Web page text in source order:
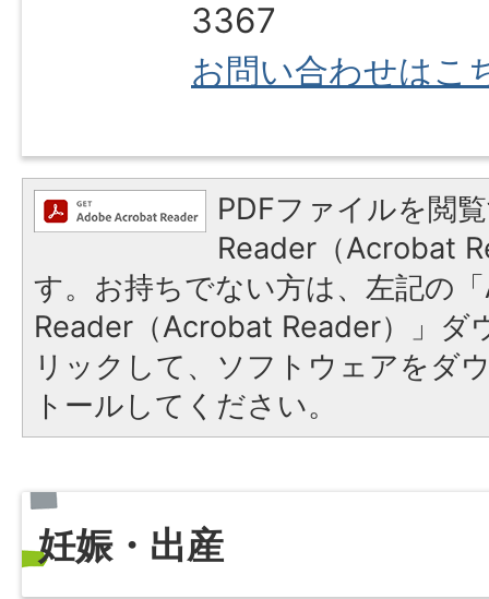
3367
お問い合わせはこ
PDFファイルを閲
Reader（Acrobat
す。お持ちでない方は、左記の
Reader（Acrobat Reader）」ダ
リックして、ソフトウェアをダ
トールしてください。
妊娠・出産